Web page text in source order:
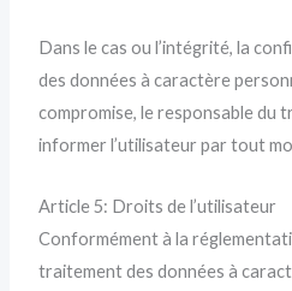
Dans le cas ou l’intégrité, la
des données à caractère
compromise, le responsable du
informer l’utilisateur par tout
Article 5: Droits de l’utilisateur
Conformément à la
traitement des données à